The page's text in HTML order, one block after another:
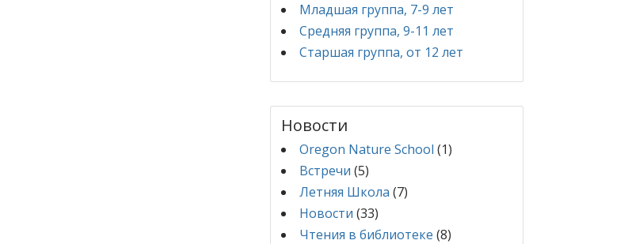
Младшая группа, 7-9 лет
Средняя группа, 9-11 лет
Старшая группа, от 12 лет
Новости
Oregon Nature School (1)
Встречи (5)
Летняя Школа (7)
Новости (33)
Чтения в библиотеке (8)